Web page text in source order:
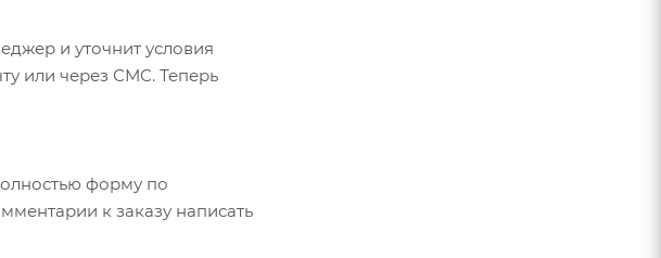
и уточнит условия
или через СМС. Теперь
форму по
к заказу написать